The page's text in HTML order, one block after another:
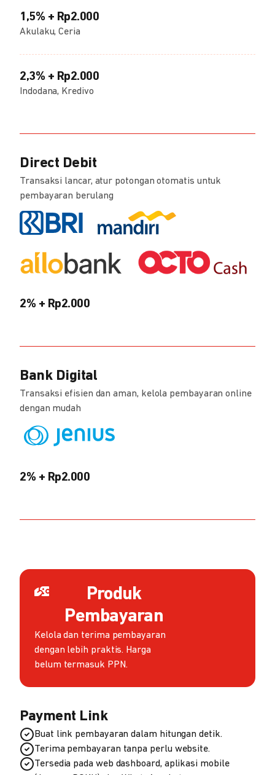
1,5% + Rp2.000
Akulaku, Ceria
2,3% + Rp2.000
Indodana, Kredivo
Direct Debit
Transaksi lancar, atur potongan otomatis untuk
pembayaran berulang
2% + Rp2.000
Bank Digital
Transaksi efisien dan aman, kelola pembayaran online
dengan mudah
2% + Rp2.000
Produk
Pembayaran
Kelola dan terima pembayaran
dengan lebih praktis. Harga
belum termasuk PPN.
Payment Link
Buat link pembayaran dalam hitungan detik.
Terima pembayaran tanpa perlu website.
Tersedia pada web dashboard, aplikasi mobile